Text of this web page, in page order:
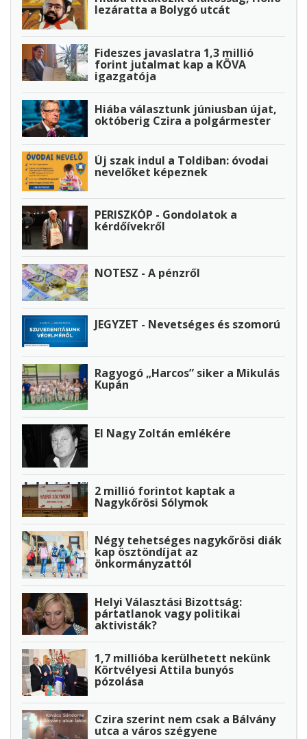
lezáratta a Bolygó utcát
Fideszes javaslatra 1,3 millió
forint jutalmat kap a KÖVA
igazgatója
Hiába választunk júniusban újat,
októberig Czira a polgármester
Új szak indul a Toldiban: óvodai
nevelőket képeznek
PERISZKÓP - Gondolatok a
kérdőívekről
NOTESZ - A pénzről
JEGYZET - Nevetséges és szomorú
Ragyogó „Harcos” siker a Mikulás
Kupán
El Nagy Zoltán emlékére
2 millió forintot kaptak a
Nagykőrösi Sólymok
Négy tehetséges nagykőrösi diák
kap ösztöndíjat az
önkormányzattól
Helyi Választási Bizottság:
pártatlanok vagy politikai
aktivisták?
1,7 millióba kerülhetett nekünk
Körtvélyesi Attila bunyós
pózolása
Czira szerint nem csak a Bálvány
utca a város szégyene